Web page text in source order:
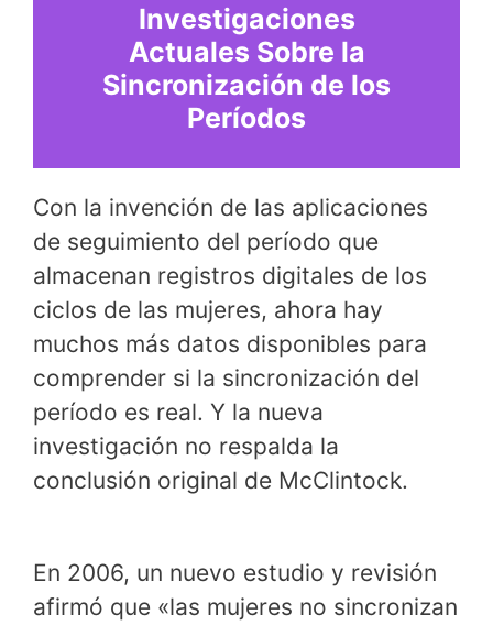
Investigaciones
Actuales Sobre la
Sincronización de los
Períodos
Con la invención de las aplicaciones
de seguimiento del período que
almacenan registros digitales de los
ciclos de las mujeres, ahora hay
muchos más datos disponibles para
comprender si la sincronización del
período es real. Y la nueva
investigación no respalda la
conclusión original de McClintock.
En 2006, un nuevo estudio y revisión
afirmó que «las mujeres no sincronizan